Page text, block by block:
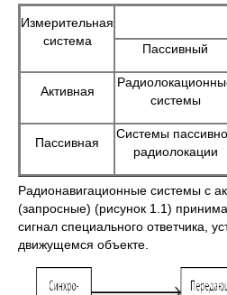
Измерительная
система
Пассивный
Активная
системы
Пассивная
Системы
радиолокации
Радионавигационные системы с
(запросные) (рисунок 1.1)
сигнал специального ответчика,
движущемся объекте.